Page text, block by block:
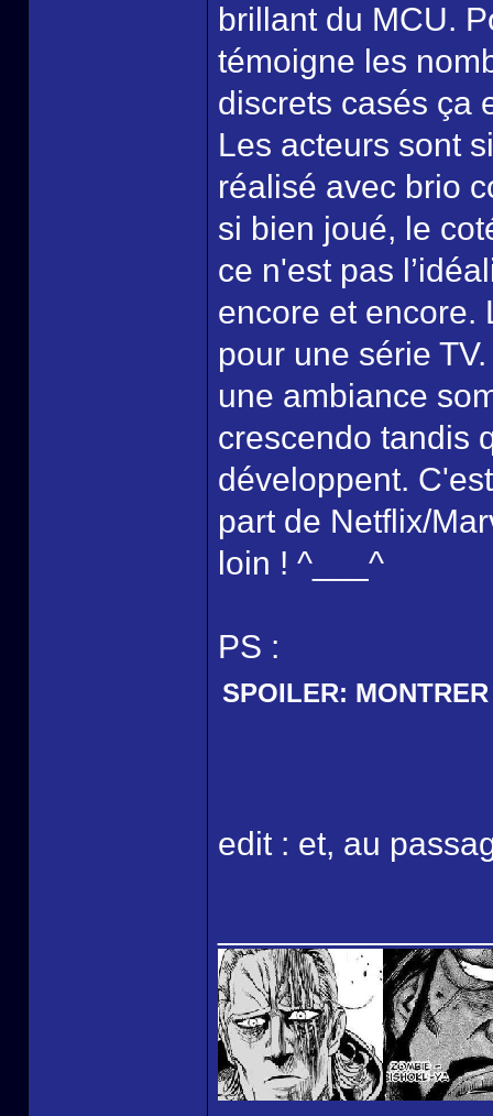
brillant du MCU.
témoigne les
discrets casés ça
Les acteurs sont
réalisé avec brio
si bien joué, le
ce n'est pas
encore et encore.
pour une série
une ambiance
crescendo tandis
développent.
part de Netflix/
loin ! ^___^
PS :
SPOILER: MONTRER
edit : et, au